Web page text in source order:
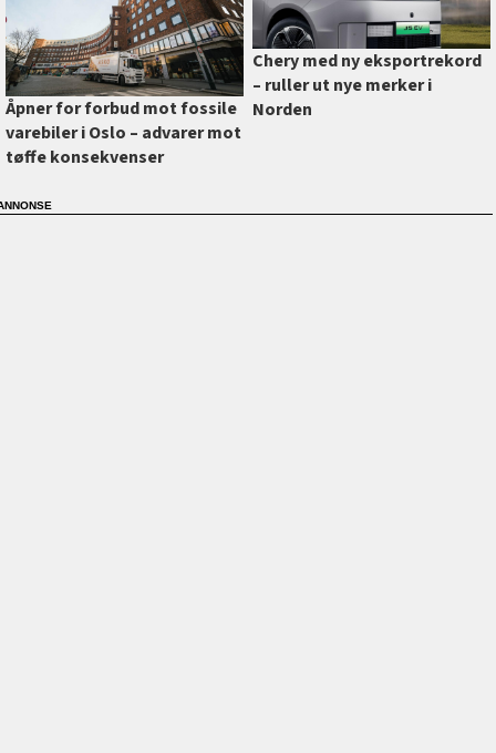
Åpner for forbud mot fossile
varebiler i Oslo –⁠ advarer mot
tøffe konsekvenser
Chery med ny eksportrekord
–⁠ ruller ut nye merker i
Norden